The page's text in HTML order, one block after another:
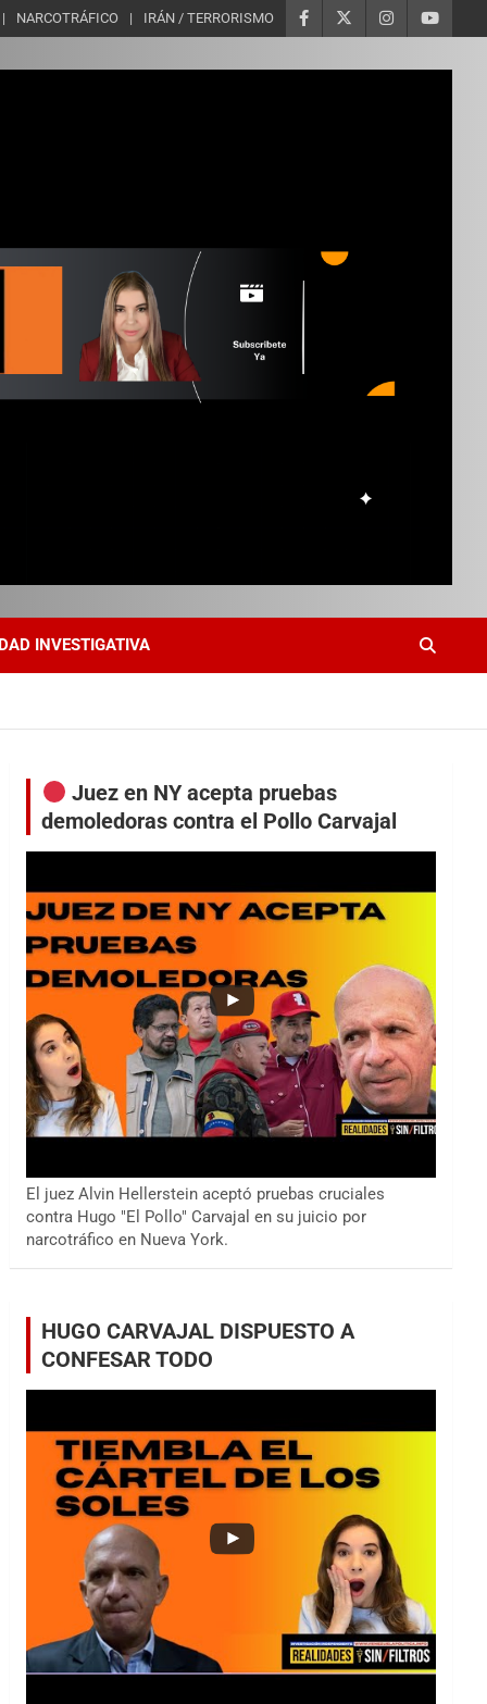
NARCOTRÁFICO IRÁN / TERRORISMO
INVESTIGATIVA
Juez en NY acepta pruebas
demoledoras contra el Pollo Carvajal
El juez Alvin Hellerstein aceptó pruebas cruciales
contra Hugo "El Pollo" Carvajal en su juicio por
narcotráfico en Nueva York.
HUGO CARVAJAL DISPUESTO A
CONFESAR TODO